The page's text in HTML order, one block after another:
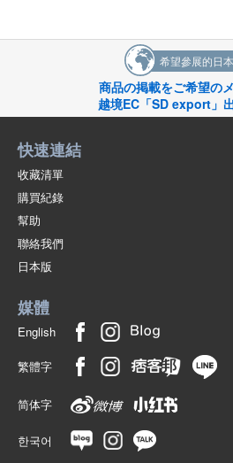
希望參展的日
商品の掲載をご希望の
越境EC「SD export」
快速連結
收藏清單
購買紀錄
幫助
聯絡我們
日本版
媒體
English
繁體字
简体字
한국어